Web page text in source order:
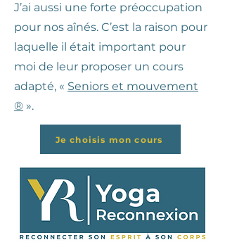
J’ai aussi une forte préoccupation
pour nos aînés. C’est la raison pour
laquelle il était important pour
moi de leur proposer un cours
adapté, « Seniors et mouvement
® ».
Je choisis mon cours